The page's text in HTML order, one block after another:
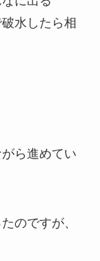
水したら相
ら進めてい
のですが、